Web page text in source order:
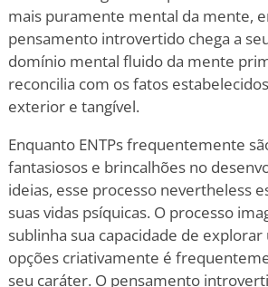
mais puramente mental da mente,
pensamento introvertido chega a
domínio mental fluido da mente
reconcilia com os fatos
exterior e tangível.
Enquanto ENTPs frequentemente
fantasiosos e brincalhões no
ideias, esse processo nevertheless
suas vidas psíquicas. O processo
sublinha sua capacidade de
opções criativamente é
seu caráter. O pensamento